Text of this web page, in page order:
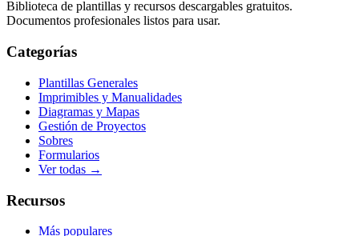
Biblioteca de plantillas y recursos descargables gratuitos.
Documentos profesionales listos para usar.
Categorías
Plantillas Generales
Imprimibles y Manualidades
Diagramas y Mapas
Gestión de Proyectos
Sobres
Formularios
Ver todas →
Recursos
Más populares